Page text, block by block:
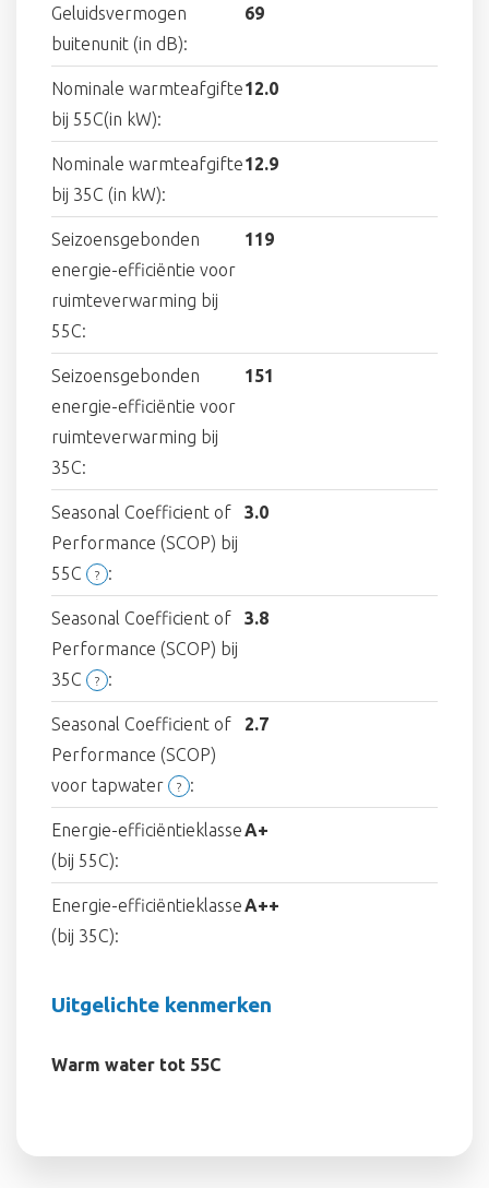
Geluidsvermogen
buitenunit (in dB):
69
Nominale warmteafgifte
bij 55C(in kW):
12.0
Nominale warmteafgifte
bij 35C (in kW):
12.9
Seizoensgebonden
energie-efficiëntie voor
ruimteverwarming bij
55C:
119
Seizoensgebonden
energie-efficiëntie voor
ruimteverwarming bij
35C:
151
Seasonal Coefficient of
Performance (SCOP) bij
55C
? :
3.0
Seasonal Coefficient of
Performance (SCOP) bij
35C
? :
3.8
Seasonal Coefficient of
Performance (SCOP)
voor tapwater
? :
2.7
Energie-efficiëntieklasse
(bij 55C):
A+
Energie-efficiëntieklasse
(bij 35C):
A++
Uitgelichte kenmerken
Warm water tot 55C